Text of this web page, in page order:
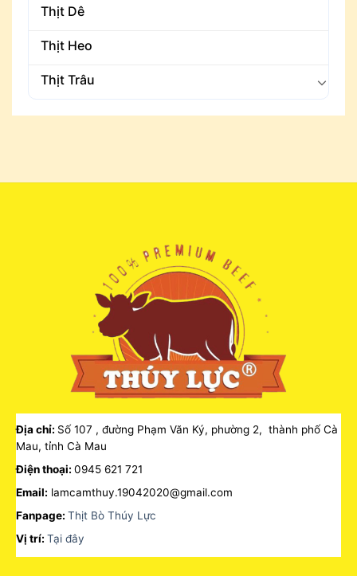
Thịt Dê
Thịt Heo
Thịt Trâu
Địa chỉ: Số 107 , đường Phạm Văn Ký, phường 2, thành phố Cà
Mau, tỉnh Cà Mau
Điện thoại: 0945 621 721
Email: lamcamthuy.19042020@gmail.com
Fanpage: Thịt Bò Thúy Lực
Vị trí: Tại đây